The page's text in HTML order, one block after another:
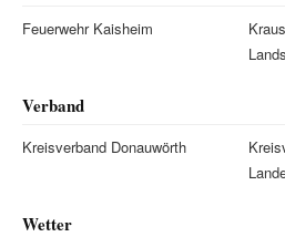
Feuerwehr Kaisheim
Verband
Kreisverband Donauwörth
Wetter